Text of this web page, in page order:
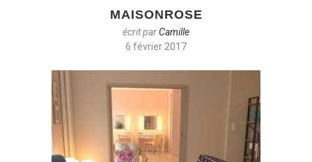
MAISONROSE
écrit parCamille
6 février 2017